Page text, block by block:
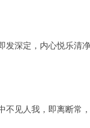
深定，内心悦乐清
见人我，即离断常